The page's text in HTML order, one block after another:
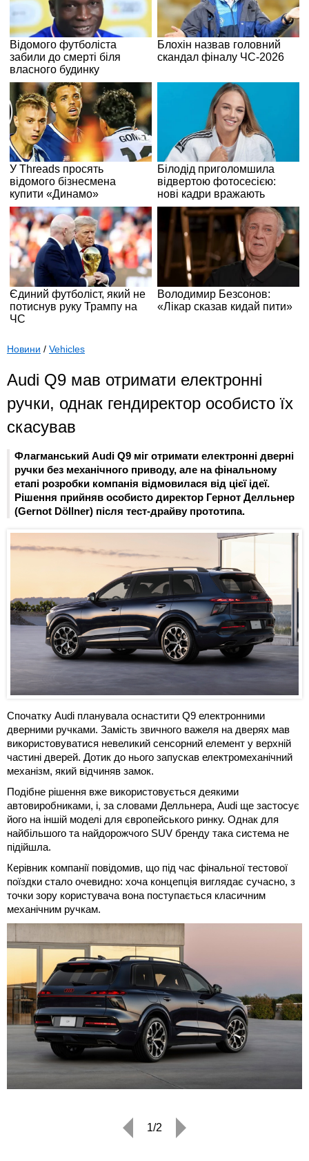
Новини / Vehicles
Audi Q9 мав отримати електронні
ручки, однак гендиректор особисто їх
скасував
Флагманський Audi Q9 міг отримати електронні дверні
ручки без механічного приводу, але на фінальному
етапі розробки компанія відмовилася від цієї ідеї.
Рішення прийняв особисто директор Гернот Делльнер
(Gernot Döllner) після тест-драйву прототипа.
Спочатку Audi планувала оснастити Q9 електронними
дверними ручками. Замість звичного важеля на дверях мав
використовуватися невеликий сенсорний елемент у верхній
частині дверей. Дотик до нього запускав електромеханічний
механізм, який відчиняв замок.
Подібне рішення вже використовується деякими
автовиробниками, і, за словами Делльнера, Audi ще застосує
його на іншій моделі для європейського ринку. Однак для
найбільшого та найдорожчого SUV бренду така система не
підійшла.
Керівник компанії повідомив, що під час фінальної тестової
поїздки стало очевидно: хоча концепція виглядає сучасно, з
точки зору користувача вона поступається класичним
механічним ручкам.
1/2